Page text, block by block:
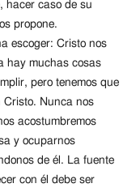
hacer caso de su
propone.
escoger: Cristo nos
hay muchas cosas
pero tenemos que
Cristo. Nunca nos
acostumbremos
y ocuparnos
de él. La fuente
con él debe ser